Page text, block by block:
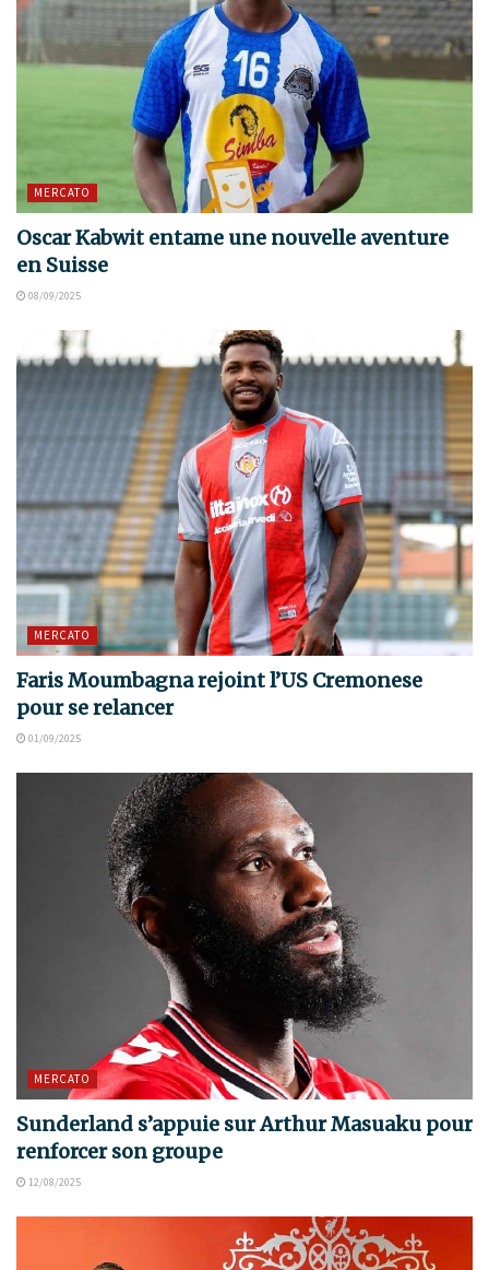
MERCATO
Oscar Kabwit entame une nouvelle aventure
en Suisse
08/09/2025
MERCATO
Faris Moumbagna rejoint l’US Cremonese
pour se relancer
01/09/2025
MERCATO
Sunderland s’appuie sur Arthur Masuaku pour
renforcer son groupe
12/08/2025